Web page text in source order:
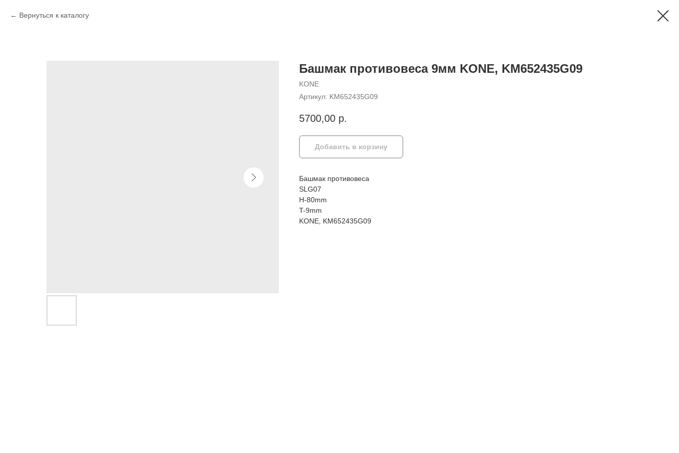
Вернуться к каталогу
Башмак противовеса 9мм KONE, KM652435G09
KONE
Артикул: KM652435G09
5700,00 р.
Добавить в корзину
Башмак противовеса
SLG07
H-80mm
T-9mm
KONE, KM652435G09